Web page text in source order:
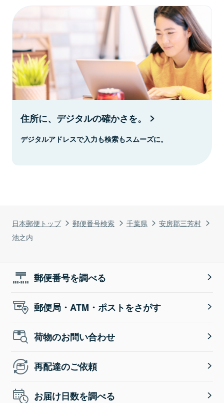
日本郵便トップ 郵便番号検索 千葉県
安房郡三芳村
池之内
住所に、デジタルの確かさを。
デジタルアドレスで入力も検索もスムーズに。
郵便番号を調べる
郵便局・ATM・ポストをさがす
荷物のお問い合わせ
再配達のご依頼
お届け日数を調べる